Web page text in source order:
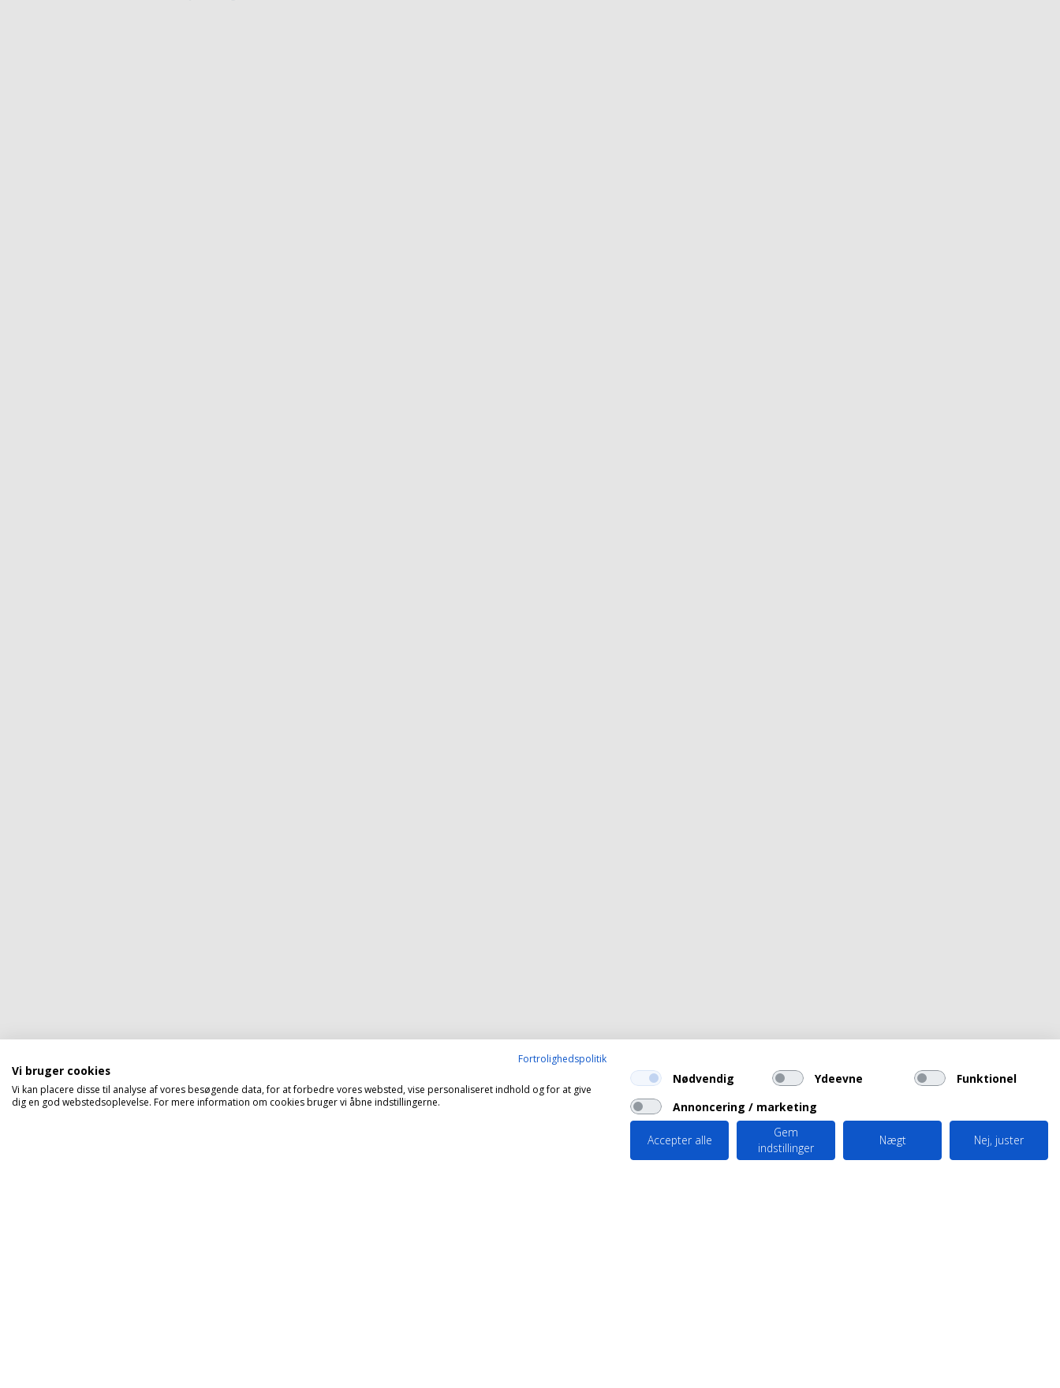
Fortrolighedspolitik
Vi bruger cookies
Vi kan placere disse til analyse af vores besøgende data, for at forbedre vores websted, vise personaliseret indhold og for at give
dig en god webstedsoplevelse. For mere information om cookies bruger vi åbne indstillingerne.
Nødvendig Ydeevne
Funktionel
Annoncering / marketing
Accepter alle
Gem
indstillinger
Nægt Nej, juster